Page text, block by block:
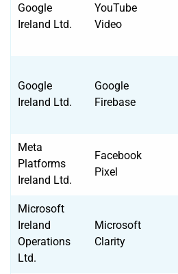
Google
Ireland Ltd.
YouTube
Video
Google
Ireland Ltd.
Google
Firebase
Meta
Platforms
Ireland Ltd.
Facebook
Pixel
Microsoft
Ireland
Operations
Ltd.
Microsoft
Clarity